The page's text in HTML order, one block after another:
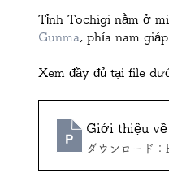
Tỉnh Tochigi nằm ở
Gunma , phía nam
Xem đầy đủ tại file
Giới thiệu
ダウンロード